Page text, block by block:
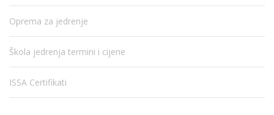
Oprema za jedrenje
Škola jedrenja termini i cijene
ISSA Certifikati